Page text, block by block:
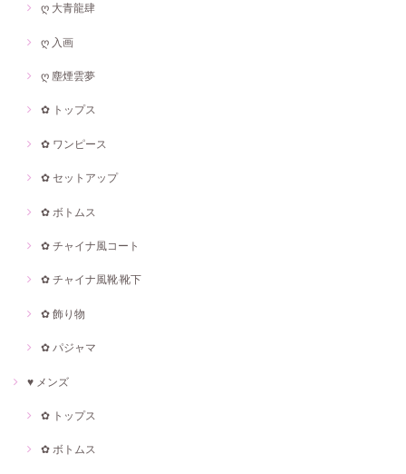
ღ 大青龍肆
ღ 入画
ღ 塵煙雲夢
✿ トップス
✿ ワンピース
✿ セットアップ
✿ ボトムス
✿ チャイナ風コート
✿ チャイナ風靴·靴下
✿ 飾り物
✿ パジャマ
♥ メンズ
✿ トップス
✿ ボトムス